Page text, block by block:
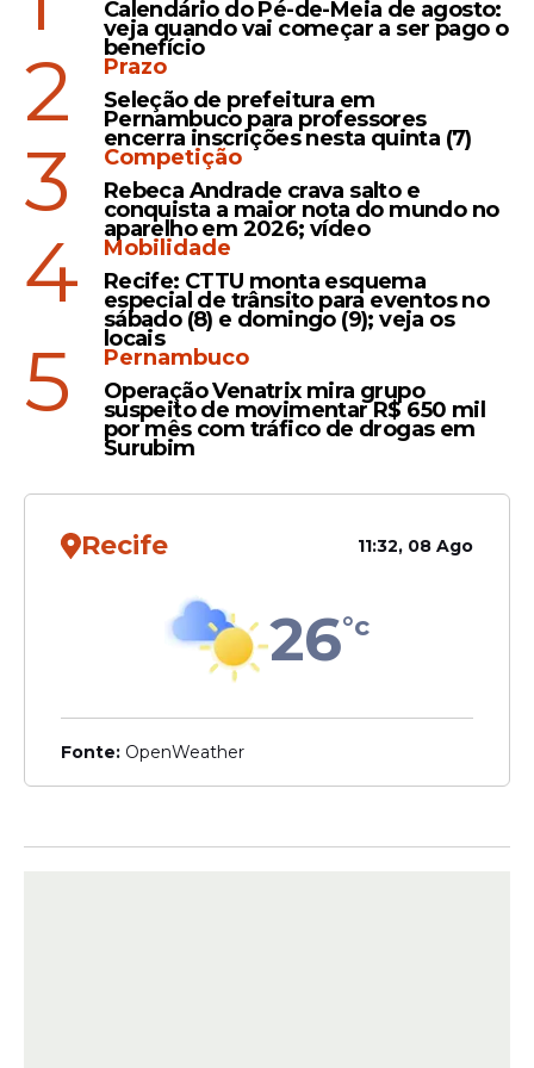
Olinda
Prefeita Mirella Almeida
recebe governadora que faz
escoamento emergencial
no Canal do Fragoso
Veja Também
Calendário do Pé-de-Meia de agosto:
veja quando vai começar a ser pago o
benefício
2
Prazo
Seleção de prefeitura em
Pernambuco para professores
encerra inscrições nesta quinta (7)
3
Competição
Rebeca Andrade crava salto e
conquista a maior nota do mundo no
aparelho em 2026; vídeo
4
Mobilidade
Recife: CTTU monta esquema
especial de trânsito para eventos no
sábado (8) e domingo (9); veja os
locais
5
Pernambuco
Operação Venatrix mira grupo
suspeito de movimentar R$ 650 mil
por mês com tráfico de drogas em
Surubim
Recife 11:32, 08 Ago
26°c
Fonte: OpenWeather